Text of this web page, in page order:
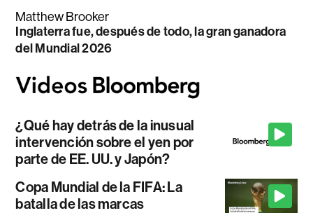
Matthew Brooker
Inglaterra fue, después de todo, la gran ganadora
del Mundial 2026
¿Qué hay detrás de la inusual
intervención sobre el yen por
parte de EE. UU. y Japón?
Copa Mundial de la FIFA: La
batalla de las marcas